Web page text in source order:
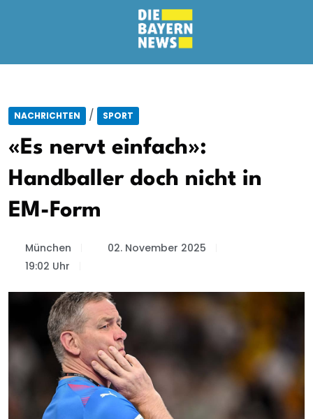
NACHRICHTEN / SPORT
«Es nervt einfach»:
Handballer doch nicht in
EM-Form
München
02. November 2025
19:02 Uhr